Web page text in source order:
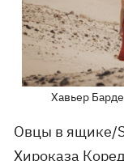
Хавьер
Овцы в ящике/
Хироказа